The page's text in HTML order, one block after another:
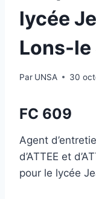
lycée
Lons-le
Par UNSA 30
FC 609
Agent
d’ATTEE et
pour le lycée